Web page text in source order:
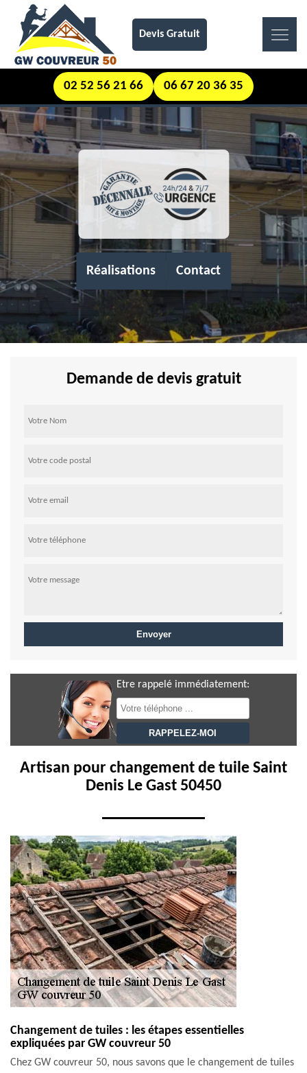
Devis Gratuit
02 52 56 21 66 06 67 20 36 35
Réalisations Contact
Demande de devis gratuit
Etre rappelé immédiatement:
Artisan pour changement de tuile Saint
Denis Le Gast 50450
Changement de tuiles : les étapes essentielles
expliquées par GW couvreur 50
Chez GW couvreur 50, nous savons que le changement de tuiles